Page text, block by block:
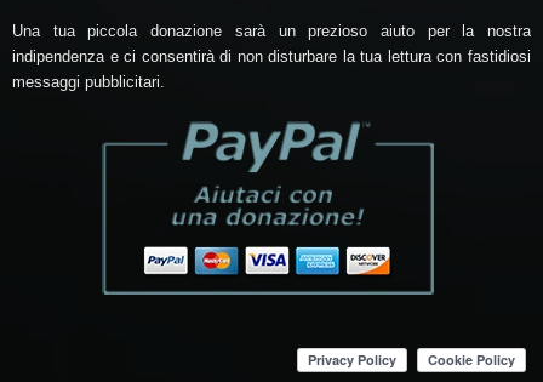
Una tua piccola donazione sarà un prezioso aiuto per la nostra
indipendenza e ci consentirà di non disturbare la tua lettura con fastidiosi
messaggi pubblicitari.